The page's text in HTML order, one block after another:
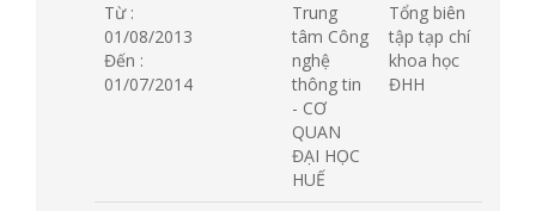
Từ :
01/08/2013
Đến :
01/07/2014
Trung
tâm Công
nghệ
thông tin
- CƠ
QUAN
ĐẠI HỌC
HUẾ
Tổng biên
tập tạp chí
khoa học
ĐHH